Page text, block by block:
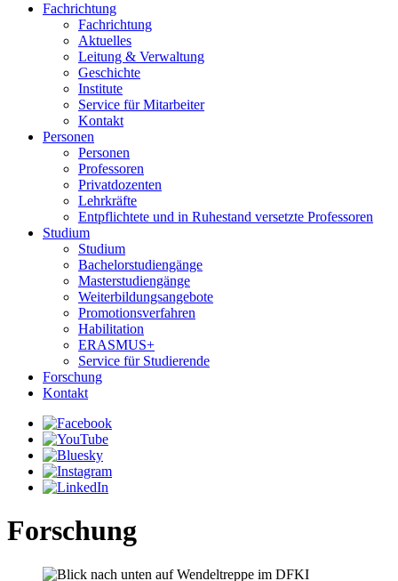
Fachrichtung
Fachrichtung
Aktuelles
Leitung & Verwaltung
Geschichte
Institute
Service für Mitarbeiter
Kontakt
Personen
Personen
Professoren
Privatdozenten
Lehrkräfte
Entpflichtete und in Ruhestand versetzte Professoren
Studium
Studium
Bachelorstudiengänge
Masterstudiengänge
Weiterbildungsangebote
Promotionsverfahren
Habilitation
ERASMUS+
Service für Studierende
Forschung
Kontakt
Forschung